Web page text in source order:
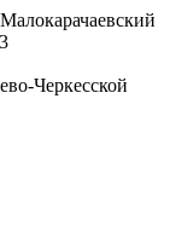
Черкесской